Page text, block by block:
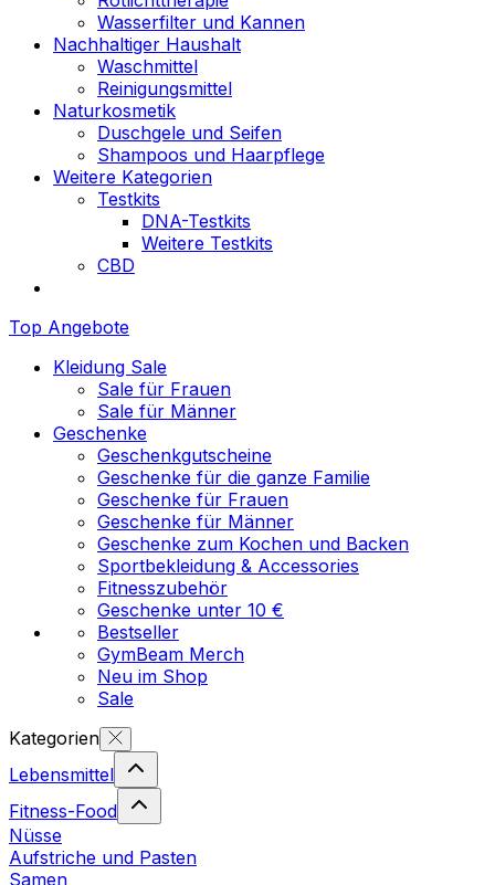
Wasserfilter und Kannen
Nachhaltiger Haushalt
Waschmittel
Reinigungsmittel
Naturkosmetik
Duschgele und Seifen
Shampoos und Haarpflege
Weitere Kategorien
Testkits
DNA-Testkits
Weitere Testkits
CBD
Top Angebote
Kleidung Sale
Sale für Frauen
Sale für Männer
Geschenke
Geschenkgutscheine
Geschenke für die ganze Familie
Geschenke für Frauen
Geschenke für Männer
Geschenke zum Kochen und Backen
Sportbekleidung & Accessories
Fitnesszubehör
Geschenke unter 10 €
Bestseller
GymBeam Merch
Neu im Shop
Sale
Kategorien
Lebensmittel
Fitness-Food
Nüsse
Aufstriche und Pasten
Samen